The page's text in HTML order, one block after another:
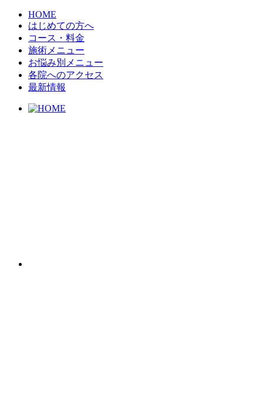
HOME
はじめての方へ
コース・料金
施術メニュー
お悩み別メニュー
各院へのアクセス
最新情報